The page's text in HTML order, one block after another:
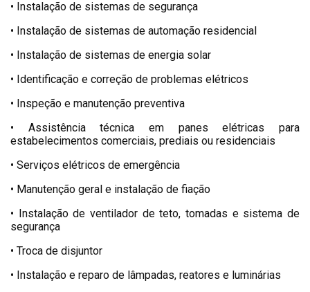
• Instalação de sistemas de segurança
• Instalação de sistemas de automação residencial
• Instalação de sistemas de energia solar
• Identificação e correção de problemas elétricos
• Inspeção e manutenção preventiva
• Assistência técnica em panes elétricas para
estabelecimentos comerciais, prediais ou residenciais
• Serviços elétricos de emergência
• Manutenção geral e instalação de fiação
• Instalação de ventilador de teto, tomadas e sistema de
segurança
• Troca de disjuntor
• Instalação e reparo de lâmpadas, reatores e luminárias